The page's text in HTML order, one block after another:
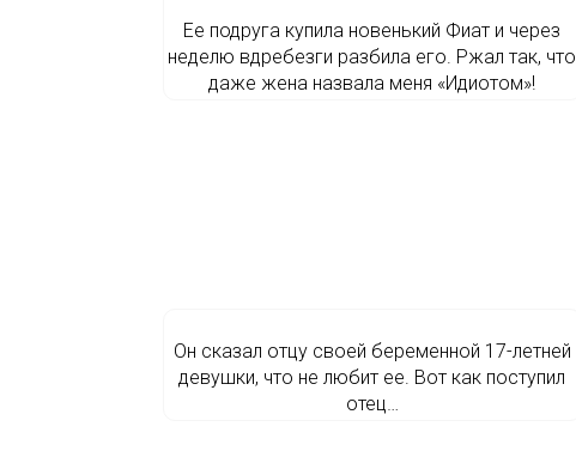
Ее подруга купила новенький Фиат и через
неделю вдребезги разбила его. Ржал так, что
даже жена назвала меня «Идиотом»!
Он сказал отцу своей беременной 17-летней
девушки, что не любит ее. Вот как поступил
отец…